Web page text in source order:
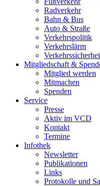
Radverkehr
Bahn & Bus
Auto & Straße
Verkehrspolitik
Verkehrslärm
Mitgliedschaft &
Mitglied werden
Mitmachen
Spenden
Service
Presse
Aktiv im VCD
Kontakt
Termine
Infothek
Newsletter
Publikationen
Links
Protokolle und